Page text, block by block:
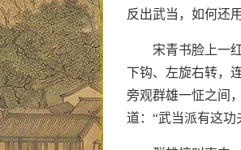
反出武当，如何还
宋青书脸上一
下钩、左旋右转，
旁观群雄一怔之间
道：“武当派有这功